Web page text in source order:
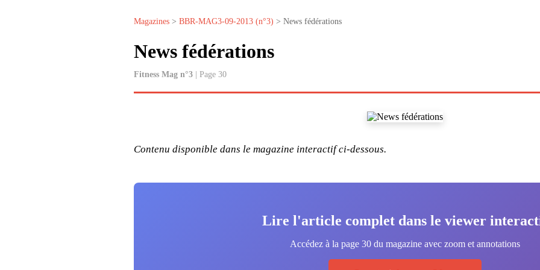
Magazines > BBR-MAG3-09-2013 (n°3) > News fédérations
News fédérations
Fitness Mag n°3 | Page 30
Contenu disponible dans le magazine interactif ci-dessous.
Lire l'article complet dans le viewer
Accédez à la page 30 du magazine avec zoom et annotations